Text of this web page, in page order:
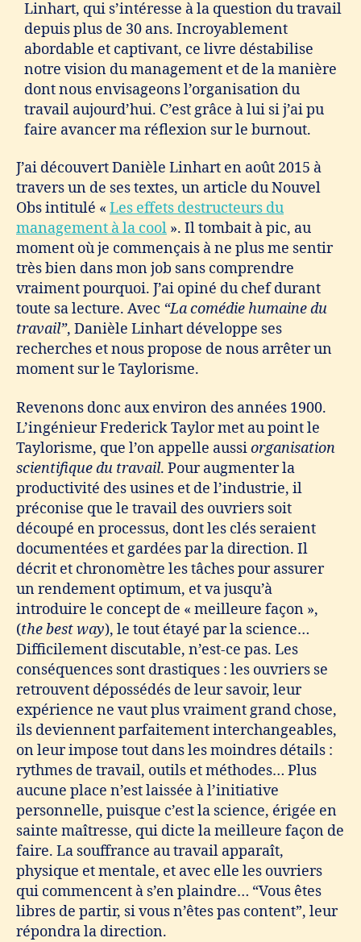
Linhart, qui s’intéresse à la question du travail
depuis plus de 30 ans. Incroyablement
abordable et captivant, ce livre déstabilise
notre vision du management et de la manière
dont nous envisageons l’organisation du
travail aujourd’hui. C’est grâce à lui si j’ai pu
faire avancer ma réflexion sur le burnout.
J’ai découvert Danièle Linhart en août 2015 à
travers un de ses textes, un article du Nouvel
Obs intitulé « Les effets destructeurs du
management à la cool ». Il tombait à pic, au
moment où je commençais à ne plus me sentir
très bien dans mon job sans comprendre
vraiment pourquoi. J’ai opiné du chef durant
toute sa lecture. Avec “La comédie humaine du
travail”, Danièle Linhart développe ses
recherches et nous propose de nous arrêter un
moment sur le Taylorisme.
Revenons donc aux environ des années 1900.
L’ingénieur Frederick Taylor met au point le
Taylorisme, que l’on appelle aussiorganisation
scientifique du travail. Pour augmenter la
productivité des usines et de l’industrie, il
préconise que le travail des ouvriers soit
découpé en processus, dont les clés seraient
documentées et gardées par la direction. Il
décrit et chronomètre les tâches pour assurer
un rendement optimum, et va jusqu’à
introduire le concept de « meilleure façon »,
(the best way), le tout étayé par la science…
Difficilement discutable, n’est-ce pas. Les
conséquences sont drastiques : les ouvriers se
retrouvent dépossédés de leur savoir, leur
expérience ne vaut plus vraiment grand chose,
ils deviennent parfaitement interchangeables,
on leur impose tout dans les moindres détails :
rythmes de travail, outils et méthodes… Plus
aucune place n’est laissée à l’initiative
personnelle, puisque c’est la science, érigée en
sainte maîtresse, qui dicte la meilleure façon de
faire. La souffrance au travail apparaît,
physique et mentale, et avec elle les ouvriers
qui commencent à s’en plaindre… “Vous êtes
libres de partir, si vous n’êtes pas content”, leur
répondra la direction.